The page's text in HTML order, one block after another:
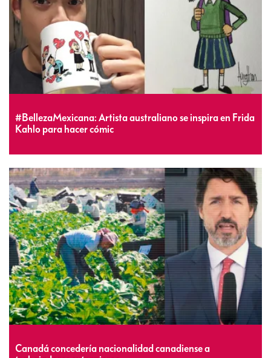
#BellezaMexicana: Artista australiano se inspira en Frida
Kahlo para hacer cómic
Canadá concedería nacionalidad canadiense a